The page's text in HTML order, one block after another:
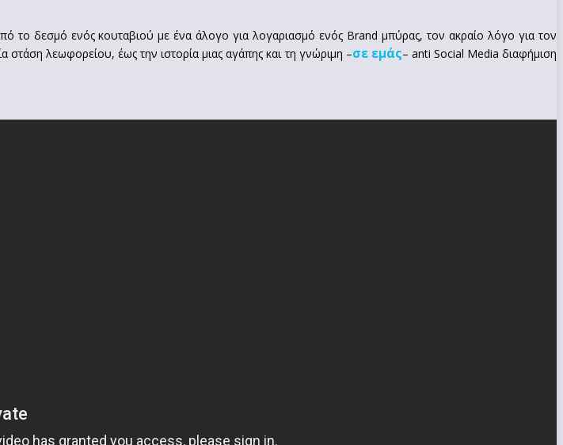
το δεσμό ενός κουταβιού με ένα άλογο για λογαριασμό ενός Brand μπύρας, τον ακραίο λόγο για τον
στάση λεωφορείου, έως την ιστορία μιας αγάπης και τη γνώριμη –σε εμάς– anti Social Media διαφήμιση